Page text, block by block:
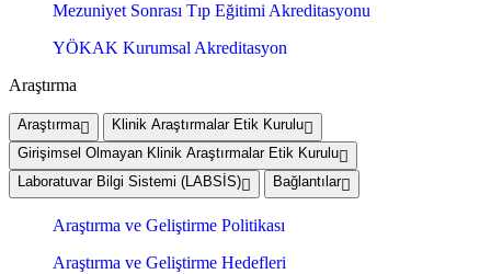
Mezuniyet Sonrası Tıp Eğitimi Akreditasyonu
YÖKAK Kurumsal Akreditasyon
Araştırma
Araştırma
Klinik Araştırmalar Etik Kurulu
Girişimsel Olmayan Klinik Araştırmalar Etik Kurulu
Laboratuvar Bilgi Sistemi (LABSİS)
Bağlantılar
Araştırma ve Geliştirme Politikası
Araştırma ve Geliştirme Hedefleri